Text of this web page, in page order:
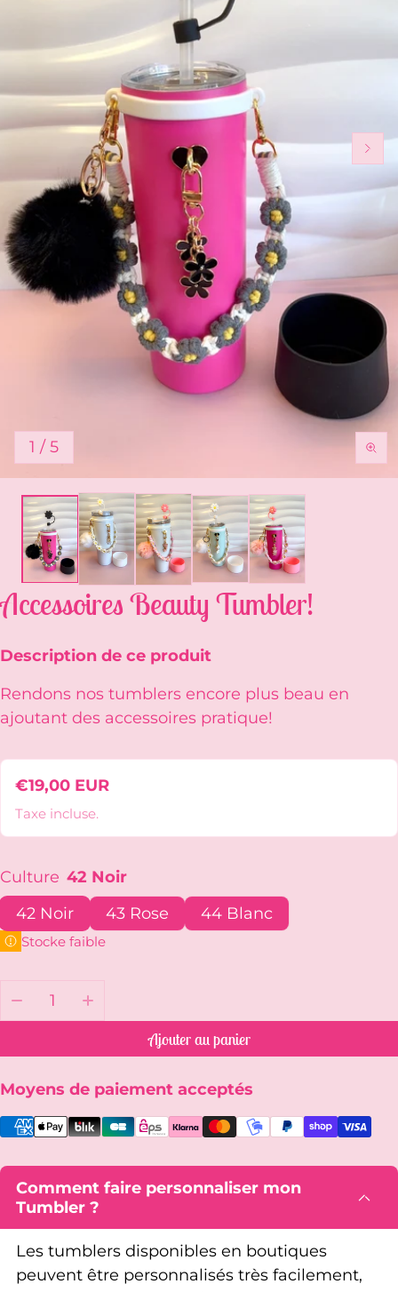
1 / de
5
Accessoires Beauty Tumbler!
Description de ce produit
Rendons nos tumblers encore plus beau en
ajoutant des accessoires pratique!
Prix ​​régulier
€19,00 EUR
Taxe incluse.
Culture 42 Noir
42 Noir
43 Rose 44 Blanc
Stocke faible
Quantité:
Ajouter au panier
Moyens de paiement acceptés
Comment faire personnaliser mon
Tumbler ?
Les tumblers disponibles en boutiques
peuvent être personnalisés très facilement,